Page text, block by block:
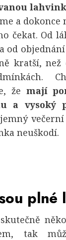
a dokonce
čekat. Od
od
kratší, než
že mají
a vysoký
neuškodí.
plné
tak